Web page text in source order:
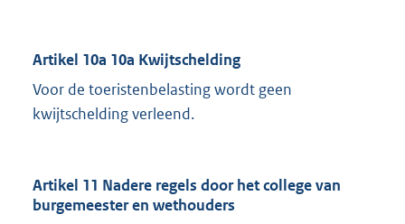
Artikel 10a 10a Kwijtschelding
Voor de toeristenbelasting wordt geen
kwijtschelding verleend.
Artikel 11 Nadere regels door het college van
burgemeester en wethouders